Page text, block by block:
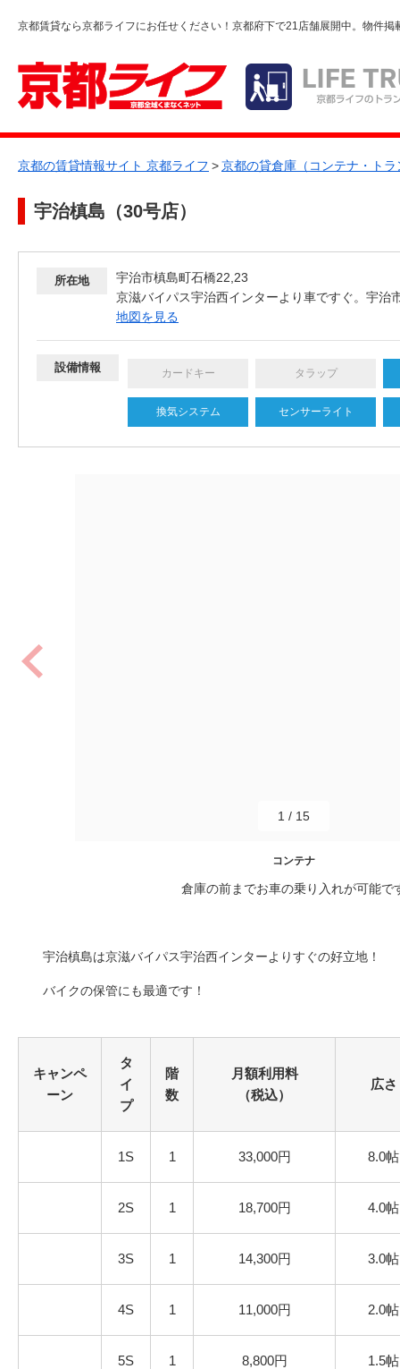
京都賃貸なら京都ライフにお任せください！京都府下で21店舗展開中。物件掲
京都の賃貸情報サイト 京都ライフ >京都の貸倉庫（コンテナ・ト
宇治槙島（30号店）
所在地
宇治市槙島町石橋22,23
京滋バイパス宇治西インターより車ですぐ。宇治
地図を見る
設備情報 カードキー タラップ
換気システム センサーライト
コンテナ
倉庫の前までお車の乗り入れが可能で
1 / 15
宇治槙島は京滋バイパス宇治西インターよりすぐの好立地！
バイクの保管にも最適です！
キャンペ
ーン
タ
イ
プ
階
数
月額利用料
（税込）
広さ
1S 1 33,000円 8.0帖
2S 1 18,700円 4.0帖
3S 1 14,300円 3.0帖
4S 1 11,000円 2.0帖
5S 1 8,800円 1.5帖